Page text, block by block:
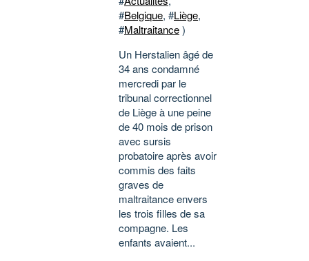
#Belgique, #Liège,
#Maltraitance)
Un Herstalien âgé de
34 ans condamné
mercredi par le
tribunal correctionnel
de Liège à une peine
de 40 mois de prison
avec sursis
probatoire après avoir
commis des faits
graves de
maltraitance envers
les trois filles de sa
compagne. Les
enfants avaient...